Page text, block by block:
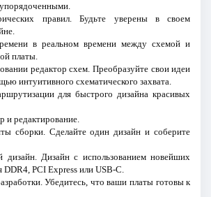
правил. Будьте уверены в своем
в реальном времени между схемой и
платы.
редактор схем. Преобразуйте свои идеи
интуитивного схематического захвата.
для быстрого дизайна красивых
редактирование.
сборки. Сделайте один дизайн и соберите
дизайн. Дизайн с использованием новейших
DDR4, PCI Express или USB-C.
Убедитесь, что ваши платы готовы к